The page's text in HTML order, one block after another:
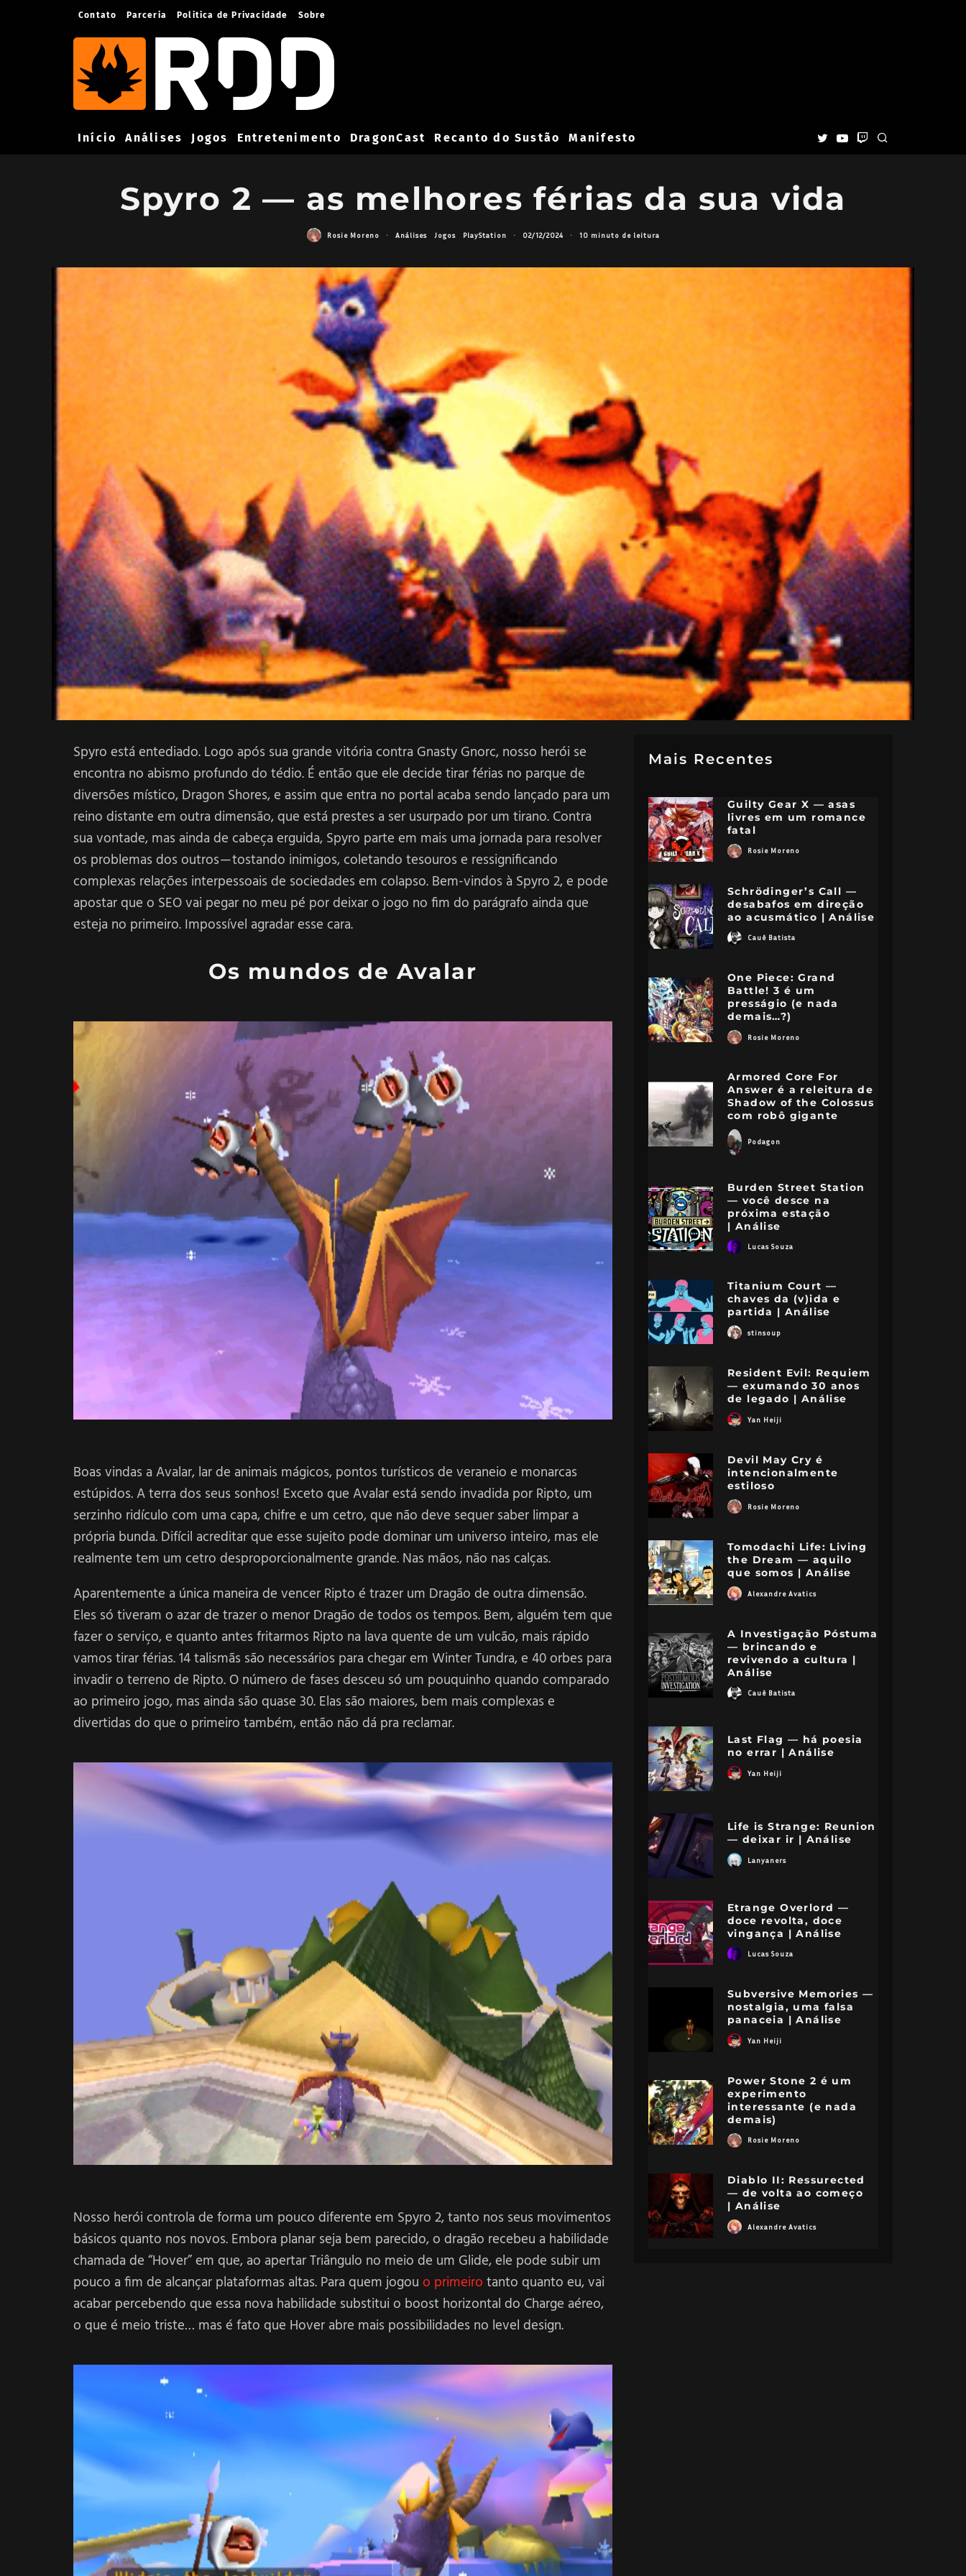
Contato Parceria Politica de Privacidade Sobre
Início Análises Jogos Entretenimento DragonCast Recanto do Sustão Manifesto
Spyro 2 — as melhores férias da sua vida
Rosie Moreno · Análises Jogos PlayStation · 02/12/2024 · 10 minuto de leitura
Spyro está entediado. Logo após sua grande vitória contra Gnasty Gnorc, nosso herói se
encontra no abismo profundo do tédio. É então que ele decide tirar férias no parque de
diversões místico, Dragon Shores, e assim que entra no portal acaba sendo lançado para um
reino distante em outra dimensão, que está prestes a ser usurpado por um tirano. Contra
sua vontade, mas ainda de cabeça erguida, Spyro parte em mais uma jornada para resolver
os problemas dos outros — tostando inimigos, coletando tesouros e ressignificando
complexas relações interpessoais de sociedades em colapso. Bem-vindos à Spyro 2, e pode
apostar que o SEO vai pegar no meu pé por deixar o jogo no fim do parágrafo ainda que
esteja no primeiro. Impossível agradar esse cara.
Os mundos de Avalar
Boas vindas a Avalar, lar de animais mágicos, pontos turísticos de veraneio e monarcas
estúpidos. A terra dos seus sonhos! Exceto que Avalar está sendo invadida por Ripto, um
serzinho ridículo com uma capa, chifre e um cetro, que não deve sequer saber limpar a
própria bunda. Difícil acreditar que esse sujeito pode dominar um universo inteiro, mas ele
realmente tem um cetro desproporcionalmente grande. Nas mãos, não nas calças.
Aparentemente a única maneira de vencer Ripto é trazer um Dragão de outra dimensão.
Eles só tiveram o azar de trazer o menor Dragão de todos os tempos. Bem, alguém tem que
fazer o serviço, e quanto antes fritarmos Ripto na lava quente de um vulcão, mais rápido
vamos tirar férias. 14 talismãs são necessários para chegar em Winter Tundra, e 40 orbes para
invadir o terreno de Ripto. O número de fases desceu só um pouquinho quando comparado
ao primeiro jogo, mas ainda são quase 30. Elas são maiores, bem mais complexas e
divertidas do que o primeiro também, então não dá pra reclamar.
Nosso herói controla de forma um pouco diferente em Spyro 2, tanto nos seus movimentos
básicos quanto nos novos. Embora planar seja bem parecido, o dragão recebeu a habilidade
chamada de “Hover” em que, ao apertar Triângulo no meio de um Glide, ele pode subir um
pouco a fim de alcançar plataformas altas. Para quem jogou o primeiro tanto quanto eu, vai
acabar percebendo que essa nova habilidade substitui o boost horizontal do Charge aéreo,
o que é meio triste… mas é fato que Hover abre mais possibilidades no level design.
Mais Recentes
Guilty Gear X — asas
livres em um romance
fatal
Rosie Moreno
Schrödinger’s Call —
desabafos em direção
ao acusmático | Análise
Cauê Batista
One Piece: Grand
Battle! 3 é um
presságio (e nada
demais…?)
Rosie Moreno
Armored Core For
Answer é a releitura de
Shadow of the Colossus
com robô gigante
Podagon
Burden Street Station
— você desce na
próxima estação
| Análise
Lucas Souza
Titanium Court —
chaves da (v)ida e
partida | Análise
stinsoup
Resident Evil: Requiem
— exumando 30 anos
de legado | Análise
Yan Heiji
Devil May Cry é
intencionalmente
estiloso
Rosie Moreno
Tomodachi Life: Living
the Dream — aquilo
que somos | Análise
Alexandre Avatics
A Investigação Póstuma
— brincando e
revivendo a cultura |
Análise
Cauê Batista
Last Flag — há poesia
no errar | Análise
Yan Heiji
Life is Strange: Reunion
— deixar ir | Análise
Lanyaners
Etrange Overlord —
doce revolta, doce
vingança | Análise
Lucas Souza
Subversive Memories —
nostalgia, uma falsa
panaceia | Análise
Yan Heiji
Power Stone 2 é um
experimento
interessante (e nada
demais)
Rosie Moreno
Diablo II: Ressurected
— de volta ao começo
| Análise
Alexandre Avatics